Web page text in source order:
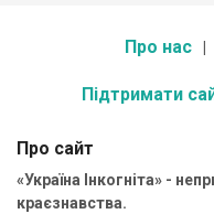
Про нас
Підтримати
Про сайт
«Україна Інкогніта» -
краєзнавства.